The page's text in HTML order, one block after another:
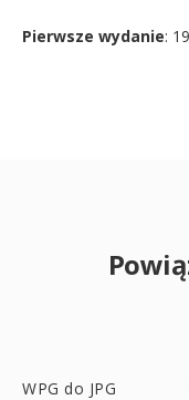
Pierwsze wydanie:
WPG do JPG